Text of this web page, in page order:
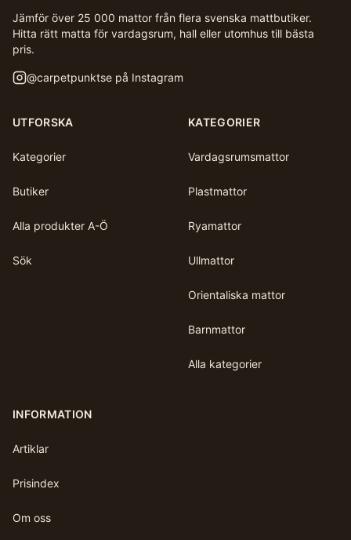
Jämför över 25 000 mattor från flera svenska mattbutiker.
Hitta rätt matta för vardagsrum, hall eller utomhus till bästa
pris.
@carpetpunktse på Instagram
UTFORSKA
Kategorier
Butiker
Alla produkter A-Ö
Sök
KATEGORIER
Vardagsrumsmattor
Plastmattor
Ryamattor
Ullmattor
Orientaliska mattor
Barnmattor
Alla kategorier
INFORMATION
Artiklar
Prisindex
Om oss